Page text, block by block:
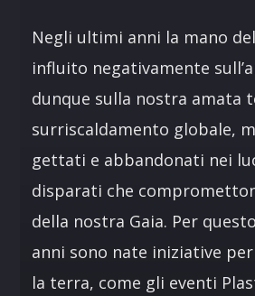
Negli ultimi anni la mano
influito negativamente
dunque sulla nostra amata
surriscaldamento globale,
gettati e abbandonati nei
disparati che
della nostra Gaia. Per
anni sono nate iniziative
la terra, come gli eventi